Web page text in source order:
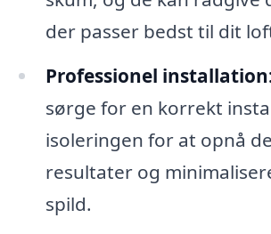
der passer bedst til dit
Professionel
sørge for en korrekt
isoleringen for at opnå
resultater og
spild.